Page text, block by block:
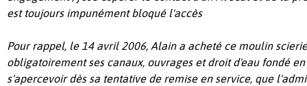
est toujours impunément bloqué l'accès
Pour rappel, le 14 avril 2006, Alain a acheté ce moulin
obligatoirement ses canaux, ouvrages et droit d'eau fondé
s'apercevoir dès sa tentative de remise en service, que